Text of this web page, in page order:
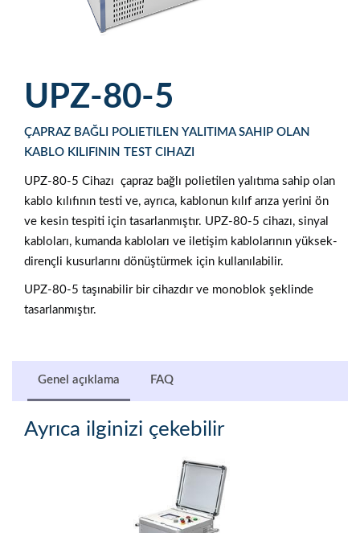
UPZ-80-5
ÇAPRAZ ВAĞLI POLIETILEN YALITIMA SAHIP OLAN
KABLO KILIFININ TEST CIHAZI
UPZ-80-5 Cihazı çapraz bağlı polietilen yalıtıma sahip olan
kablo kılıfının testi ve, ayrıca, kablonun kılıf arıza yerini ön
ve kesin tespiti için tasarlanmıştır. UPZ-80-5 cihazı, sinyal
kabloları, kumanda kabloları ve iletişim kablolarının yüksek-
dirençli kusurlarını dönüştürmek için kullanılabilir.
UPZ-80-5 taşınabilir bir cihazdır ve monoblok şeklinde
tasarlanmıştır.
Genel açıklama FAQ
Ayrıca ilginizi çekebilir